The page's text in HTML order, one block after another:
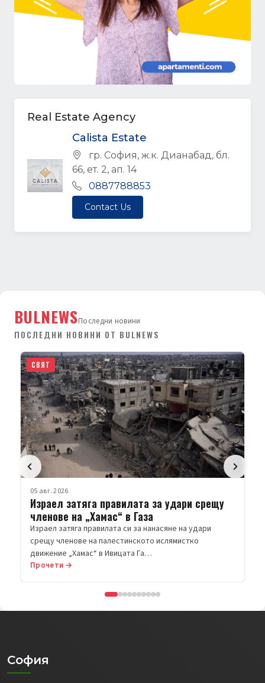
Real Estate Agency
Calista Estate
гр. София, ж.к. Дианабад, бл.
66, ет. 2, ап. 14
0887788853
Contact Us
BULNEWSПоследни новини
ПОСЛЕДНИ НОВИНИ ОТ BULNEWS
СВЯТ
05 авг. 2026
Израел затяга правилата за удари срещу
членове на „Хамас“ в Газа
Израел затяга правилата си за нанасяне на удари
срещу членове на палестинското ислямистко
движение „Хамас“ в Ивицата Га…
Прочети →
София